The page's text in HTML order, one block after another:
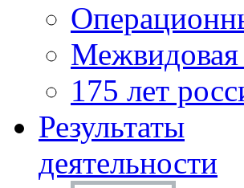
Межвидовая
175 лет
Результаты
деятельности